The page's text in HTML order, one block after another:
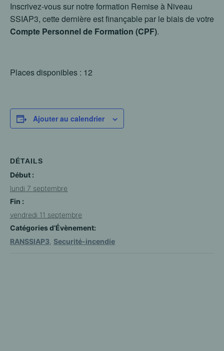
Inscrivez-vous sur notre formation Remise à Niveau
SSIAP3, cette dernière est finançable par le biais de votre
Compte Personnel de Formation (CPF).
Places disponibles : 12
Ajouter au calendrier
DÉTAILS
Début :
lundi 7 septembre
Fin :
vendredi 11 septembre
Catégories d’Évènement:
RANSSIAP3 Securité-incendie